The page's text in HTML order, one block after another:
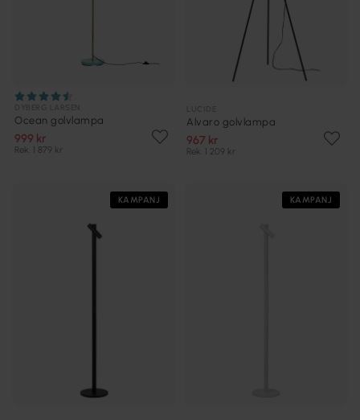
Ocean golvlampa
999 kr
Rek. 1 879 kr
Alvaro golvlampa
967 kr
Rek. 1 209 kr
KAMPANJ KAMPANJ